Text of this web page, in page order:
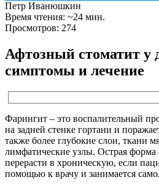
Петр Иванюшкин
Время чтения: ~24 мин.
Просмотров: 274
Афтозный стоматит у
симптомы и лечение
Фарингит – это воспалительный
на задней стенке гортани и
также более глубокие слои, ткани
лимфатические узлы. Острая
перерасти в хроническую, если
помощью к врачу и занимается